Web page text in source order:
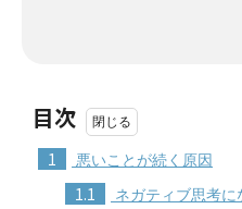
目次
1 悪いことが続く原因
1.1 ネガティブ思考に